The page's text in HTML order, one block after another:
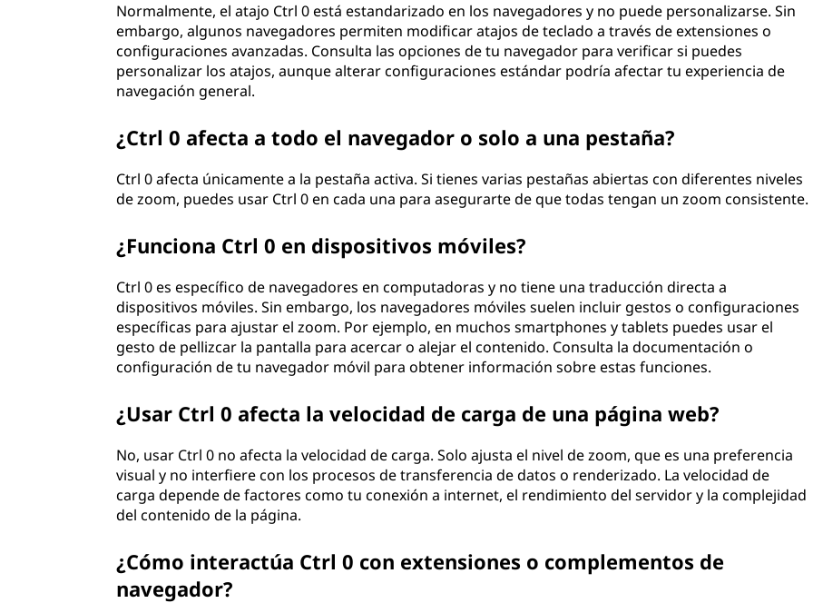
Normalmente, el atajo Ctrl 0 está estandarizado en los navegadores y no puede personalizarse. Sin
embargo, algunos navegadores permiten modificar atajos de teclado a través de extensiones o
configuraciones avanzadas. Consulta las opciones de tu navegador para verificar si puedes
personalizar los atajos, aunque alterar configuraciones estándar podría afectar tu experiencia de
navegación general.
¿Ctrl 0 afecta a todo el navegador o solo a una pestaña?
Ctrl 0 afecta únicamente a la pestaña activa. Si tienes varias pestañas abiertas con diferentes niveles
de zoom, puedes usar Ctrl 0 en cada una para asegurarte de que todas tengan un zoom consistente.
¿Funciona Ctrl 0 en dispositivos móviles?
Ctrl 0 es específico de navegadores en computadoras y no tiene una traducción directa a
dispositivos móviles. Sin embargo, los navegadores móviles suelen incluir gestos o configuraciones
específicas para ajustar el zoom. Por ejemplo, en muchos smartphones y tablets puedes usar el
gesto de pellizcar la pantalla para acercar o alejar el contenido. Consulta la documentación o
configuración de tu navegador móvil para obtener información sobre estas funciones.
¿Usar Ctrl 0 afecta la velocidad de carga de una página web?
No, usar Ctrl 0 no afecta la velocidad de carga. Solo ajusta el nivel de zoom, que es una preferencia
visual y no interfiere con los procesos de transferencia de datos o renderizado. La velocidad de
carga depende de factores como tu conexión a internet, el rendimiento del servidor y la complejidad
del contenido de la página.
¿Cómo interactúa Ctrl 0 con extensiones o complementos de
navegador?